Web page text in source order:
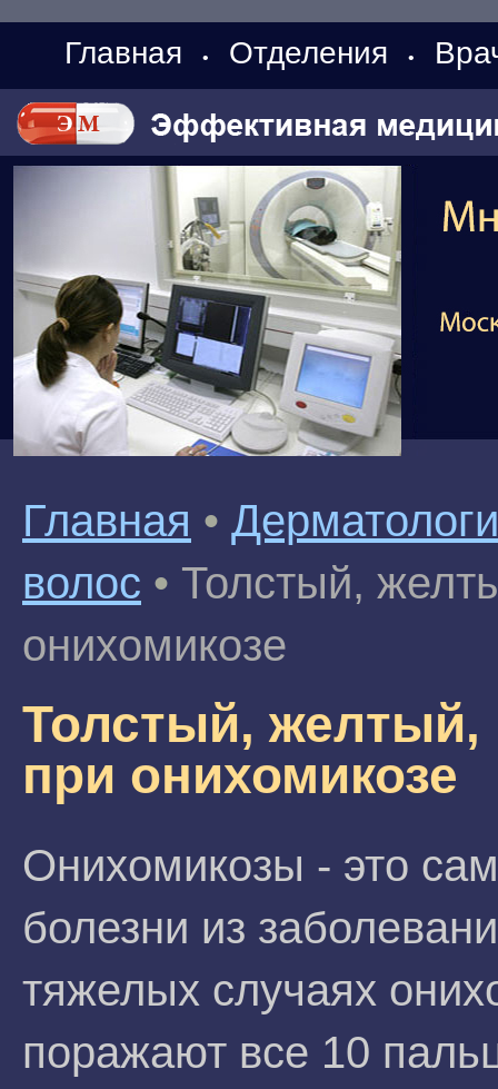
Главная • Отделения •
Главная •
волос • Толстый,
онихомикозе
Толстый, желтый,
при онихомикозе
Онихомикозы - это
болезни из
тяжелых случаях
поражают все 10